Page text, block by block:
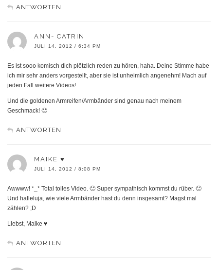
ANTWORTEN
ANN- CATRIN
JULI 14, 2012 / 6:34 PM
Es ist sooo komisch dich plötzlich reden zu hören, haha. Deine Stimme habe
ich mir sehr anders vorgestellt, aber sie ist unheimlich angenehm! Mach auf
jeden Fall weitere Videos!
Und die goldenen Armreifen/Armbänder sind genau nach meinem
Geschmack! 🙂
ANTWORTEN
MAIKE ♥
JULI 14, 2012 / 8:08 PM
Awwww! *_* Total tolles Video. 🙂 Super sympathisch kommst du rüber. 🙂
Und halleluja, wie viele Armbänder hast du denn insgesamt? Magst mal
zählen? ;D
Liebst, Maike ♥
ANTWORTEN